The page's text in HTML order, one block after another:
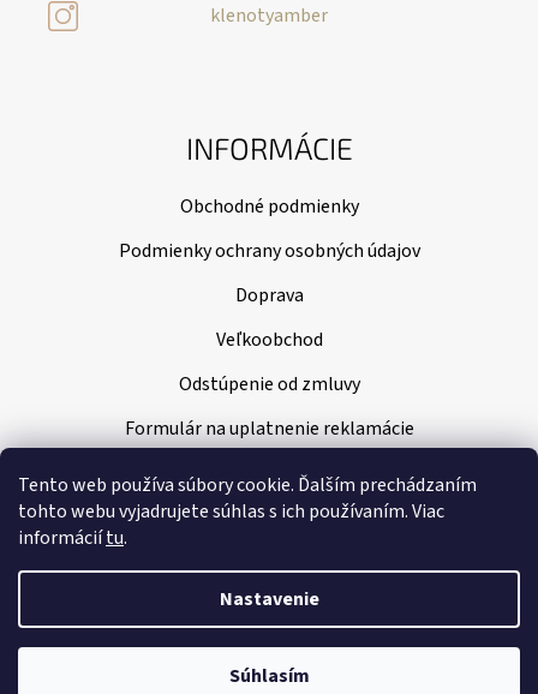
Tento web používa súbory cookie. Ďalším prechádzaním
tohto webu vyjadrujete súhlas s ich používaním. Viac
informáciítu.
Nastavenie
Súhlasím
klenotyamber
INFORMÁCIE
Obchodné podmienky
Podmienky ochrany osobných údajov
Doprava
Veľkoobchod
Odstúpenie od zmluvy
Formulár na uplatnenie reklamácie
Vytvoril Shoptet |Nakódoval Pavel Kuneš
Klenoty Amber. Všetky práva vyhradené.